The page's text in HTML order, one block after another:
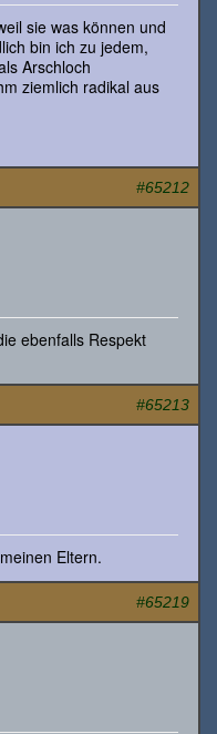
sie was können und
bin ich zu jedem,
Arschloch
ziemlich radikal aus
#65212
ebenfalls Respekt
#65213
Eltern.
#65219